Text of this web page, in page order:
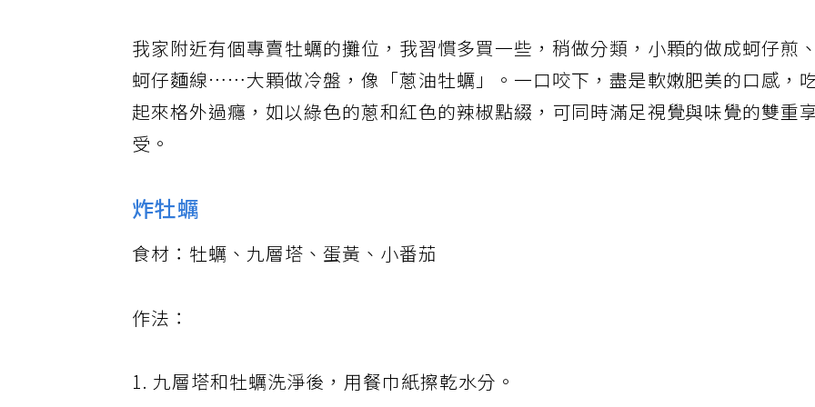
我家附近有個專賣牡蠣的攤位，我習慣多買一些，稍做分類，小顆的做成蚵仔煎、
蚵仔麵線……大顆做冷盤，像「蔥油牡蠣」。一口咬下，盡是軟嫩肥美的口感，
起來格外過癮，如以綠色的蔥和紅色的辣椒點綴，可同時滿足視覺與味覺的雙重
受。
炸牡蠣
食材：牡蠣、九層塔、蛋黃、小番茄
作法：
1. 九層塔和牡蠣洗淨後，用餐巾紙擦乾水分。